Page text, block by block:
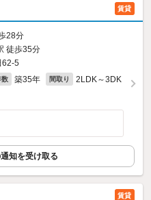
賃貸
28分
徒歩35分
数 築35年 間取り 2LDK～3DK
知を受け取る
賃貸